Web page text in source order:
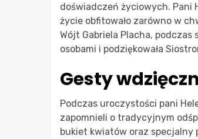
doświadczeń życiowych. Pani
życie obfitowało zarówno w
Wójt Gabriela Placha,
osobami i podziękowała
Gesty
Podczas uroczystości pani
zapomnieli o tradycyjnym
bukiet kwiatów oraz specjalny